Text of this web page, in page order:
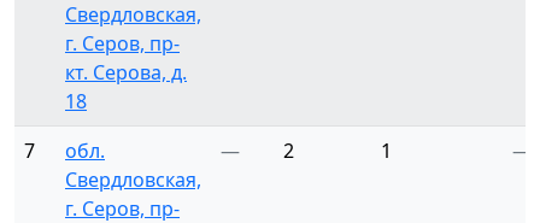
Свердловская,
г. Серов, пр-
кт. Серова, д.
18
7
обл.
Свердловская,
г. Серов, пр-
— 2 1 —